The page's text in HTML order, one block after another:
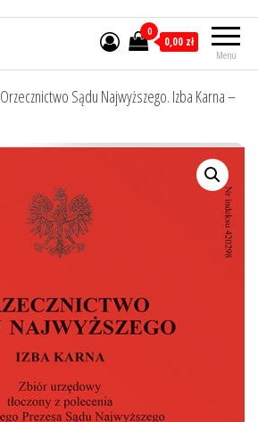
Menu
0
0,00 zł
Orzecznictwo Sądu Najwyższego. Izba Karna –